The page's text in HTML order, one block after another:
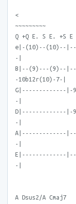
<
~~~~~~~~~
Q +Q E. S E. +S E
e|-(10)--(10)--
-|
B|--(9)---(9)--
-10b12r(10)-7-|
G|-------------|-
-|
D|-------------|-
-|
A|-------------
-|
E|-------------
-|
A Dsus2/A Cmaj7